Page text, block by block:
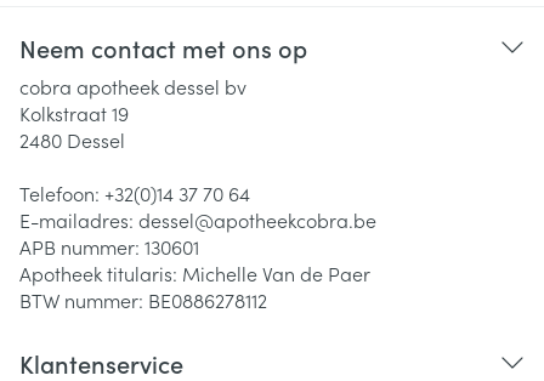
Neem contact met ons op
cobra apotheek dessel bv
Kolkstraat 19
2480 Dessel
Telefoon: +32(0)14 37 70 64
E-mailadres: dessel@apotheekcobra.be
APB nummer: 130601
Apotheek titularis: Michelle Van de Paer
BTW nummer: BE0886278112
Klantenservice